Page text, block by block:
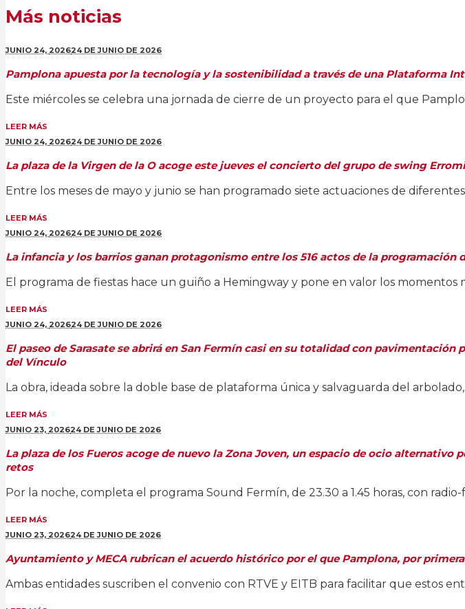
Más noticias
JUNIO 24, 202624 DE JUNIO DE 2026
Pamplona apuesta por la tecnología y la sostenibilidad a través de una Plataforma
Este miércoles se celebra una jornada de cierre de un proyecto para el que
LEER MÁS
JUNIO 24, 202624 DE JUNIO DE 2026
La plaza de la Virgen de la O acoge este jueves el concierto del grupo de swing
Entre los meses de mayo y junio se han programado siete actuaciones de
LEER MÁS
JUNIO 24, 202624 DE JUNIO DE 2026
La infancia y los barrios ganan protagonismo entre los 516 actos de la programación
El programa de fiestas hace un guiño a Hemingway y pone en valor los momentos
LEER MÁS
JUNIO 24, 202624 DE JUNIO DE 2026
El paseo de Sarasate se abrirá en San Fermín casi en su totalidad con
del Vínculo
La obra, ideada sobre la doble base de plataforma única y salvaguarda del
LEER MÁS
JUNIO 23, 202624 DE JUNIO DE 2026
La plaza de los Fueros acoge de nuevo la Zona Joven, un espacio de ocio alternativo
retos
Por la noche, completa el programa Sound Fermín, de 23.30 a 1.45 horas, con
LEER MÁS
JUNIO 23, 202624 DE JUNIO DE 2026
Ayuntamiento y MECA rubrican el acuerdo histórico por el que Pamplona, por
Ambas entidades suscriben el convenio con RTVE y EITB para facilitar que estos